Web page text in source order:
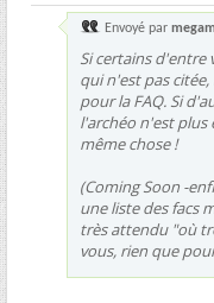
Envoyé par
Si certains d'entre
qui n'est pas
pour la FAQ. Si
l'archéo n'est plus
même chose !
(Coming Soon -
une liste des facs
très attendu "où
vous, rien que